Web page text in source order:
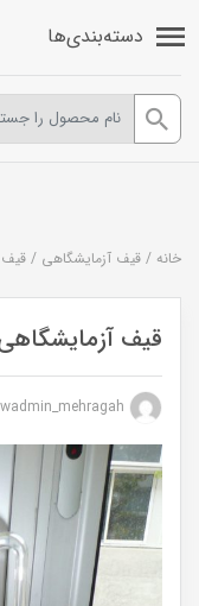
دسته‌بندی‌ها
خانه / قیف آزمایشگاهی / قیف
قیف